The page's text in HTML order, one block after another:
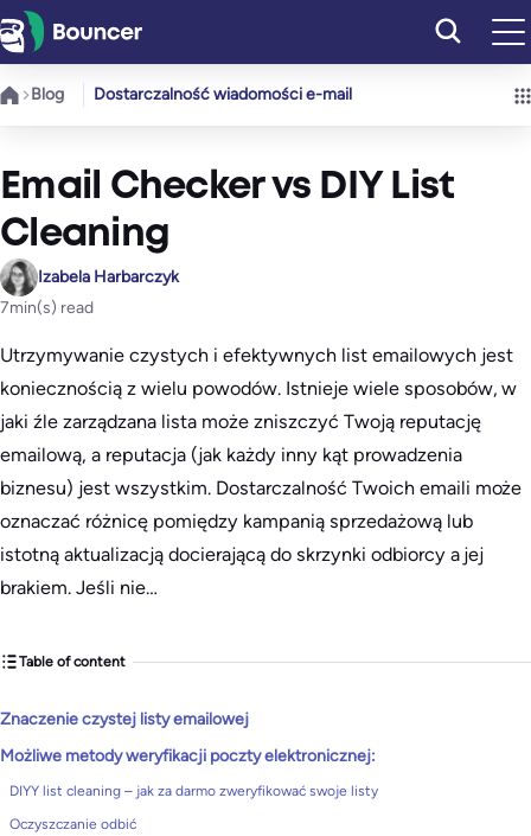
Przejdź
do
treści
Blog Dostarczalność wiadomości e-mail
Email Checker vs DIY List
Cleaning
Izabela Harbarczyk
7min(s) read
Utrzymywanie czystych i efektywnych list emailowych jest
koniecznością z wielu powodów. Istnieje wiele sposobów, w
jaki źle zarządzana lista może zniszczyć Twoją reputację
emailową, a reputacja (jak każdy inny kąt prowadzenia
biznesu) jest wszystkim. Dostarczalność Twoich emaili może
oznaczać różnicę pomiędzy kampanią sprzedażową lub
istotną aktualizacją docierającą do skrzynki odbiorcy a jej
brakiem. Jeśli nie…
Table of content
Znaczenie czystej listy emailowej
Możliwe metody weryfikacji poczty elektronicznej:
DIYY list cleaning – jak za darmo zweryfikować swoje listy
Oczyszczanie odbić